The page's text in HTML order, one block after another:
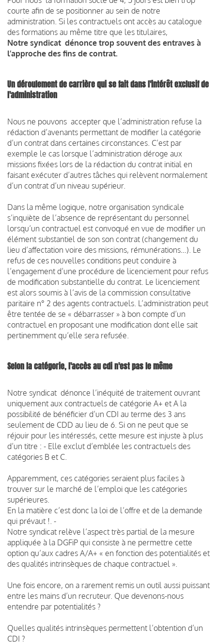
courte afin de se positionner au sein de notre
administration. Si les contractuels ont accès au catalogue
des formations au même titre que les titulaires,
Notre syndicat dénonce trop souvent des entraves à
l’approche des fins de contrat.
Un déroulement de carrière qui se fait dans l'intérêt exclusif de
l'administration
Nous ne pouvons accepter que l’administration refuse la
rédaction d’avenants permettant de modifier la catégorie
d’un contrat dans certaines circonstances. C’est par
exemple le cas lorsque l’administration déroge aux
missions fixées lors de la rédaction du contrat initial en
faisant exécuter d’autres tâches qui relèvent normalement
d’un contrat d’un niveau supérieur.
Dans la même logique, notre organisation syndicale
s’inquiète de l’absence de représentant du personnel
lorsqu’un contractuel est convoqué en vue de modifier un
élément substantiel de son son contrat (changement du
lieu d’affectation voire des missions, rémunérations…). Le
refus de ces nouvelles conditions peut conduire à
l’engagement d’une procédure de licenciement pour refus
de modification substantielle du contrat. Le licenciement
est alors soumis à l’avis de la commission consultative
paritaire n° 2 des agents contractuels. L’administration peut
être tentée de se « débarrasser » à bon compte d’un
contractuel en proposant une modification dont elle sait
pertinemment qu’elle sera refusée.
Selon la catégorie, l'accès au cdi n'est pas le même
Notre syndicat dénonce l’inéquité de traitement ouvrant
uniquement aux contractuels de catégorie A+ et A la
possibilité de bénéficier d’un CDI au terme des 3 ans
seulement de CDD au lieu de 6. Si on ne peut que se
réjouir pour les intéressés, cette mesure est injuste à plus
d’un titre : - Elle exclut d’emblée les contractuels des
catégories B et C.
Apparemment, ces catégories seraient plus faciles à
trouver sur le marché de l’emploi que les catégories
supérieures.
En la matière c’est donc la loi de l’offre et de la demande
qui prévaut !. -
Notre syndicat relève l’aspect très partial de la mesure
appliquée à la DGFiP qui consiste à ne permettre cette
option qu’aux cadres A/A+ « en fonction des potentialités et
des qualités intrinsèques de chaque contractuel ».
Une fois encore, on a rarement remis un outil aussi puissant
entre les mains d’un recruteur. Que devenons-nous
entendre par potentialités ?
Quelles qualités intrinsèques permettent l’obtention d’un
CDI ?